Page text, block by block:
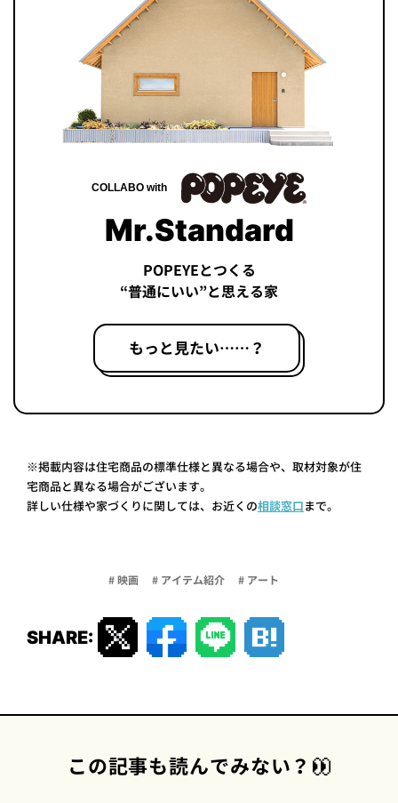
COLLABO with
Mr.Standard
POPEYEとつくる
“普通にいい”と思える家
もっと見たい……？
※掲載内容は住宅商品の標準仕様と異なる場合や、取材対象が住
宅商品と異なる場合がございます。
詳しい仕様や家づくりに関しては、お近くの相談窓口まで。
# 映画 # アイテム紹介 # アート
SHARE:
この記事も読んでみない？